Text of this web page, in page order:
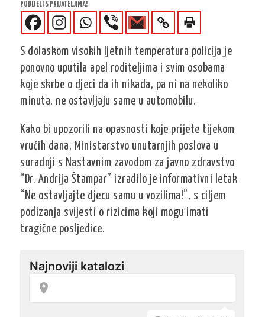
PODIJELI S PRIJATELJIMA!
S dolaskom visokih ljetnih temperatura policija je
ponovno uputila apel roditeljima i svim osobama
koje skrbe o djeci da ih nikada, pa ni na nekoliko
minuta, ne ostavljaju same u automobilu.
Kako bi upozorili na opasnosti koje prijete tijekom
vrućih dana, Ministarstvo unutarnjih poslova u
suradnji s Nastavnim zavodom za javno zdravstvo
“Dr. Andrija Štampar” izradilo je informativni letak
“Ne ostavljajte djecu samu u vozilima!”, s ciljem
podizanja svijesti o rizicima koji mogu imati
tragične posljedice.